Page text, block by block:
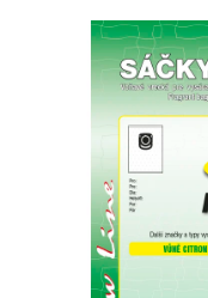
produktu